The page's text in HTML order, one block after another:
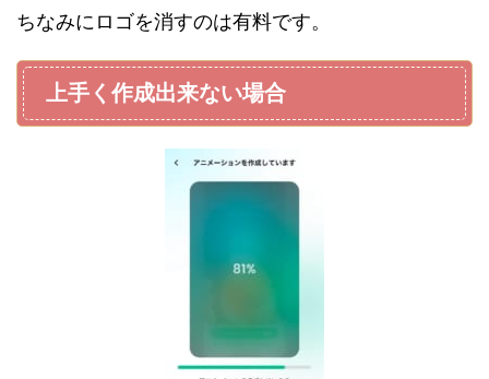
ちなみにロゴを消すのは有料です。
上手く作成出来ない場合